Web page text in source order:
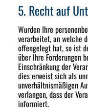
5. Recht auf
Wurden Ihre
verarbeitet, an welche
offengelegt hat, so ist
über Ihre Forderungen
Einschränkung der
dies erweist sich als
unverhältnismäßigen
verlangen, dass der
informiert.